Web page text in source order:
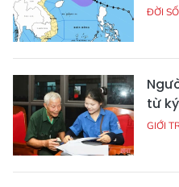
ĐỜI
từ
GIỚI